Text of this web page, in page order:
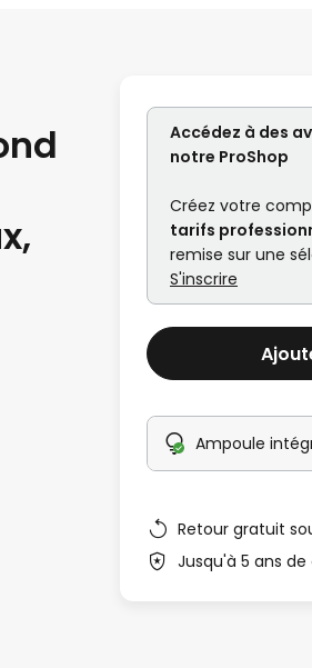
Accédez à des
notre ProShop
Créez votre
tarifs
remise sur une
S'inscrire
Ampoule
Retour gratuit
Jusqu'à 5 ans